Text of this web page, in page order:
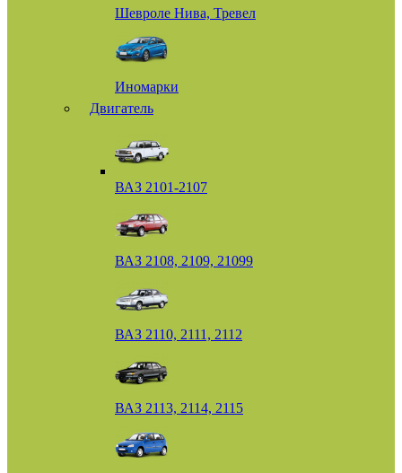
Шевроле Нива, Тревел
Иномарки
Двигатель
ВАЗ 2101-2107
ВАЗ 2108, 2109, 21099
ВАЗ 2110, 2111, 2112
ВАЗ 2113, 2114, 2115